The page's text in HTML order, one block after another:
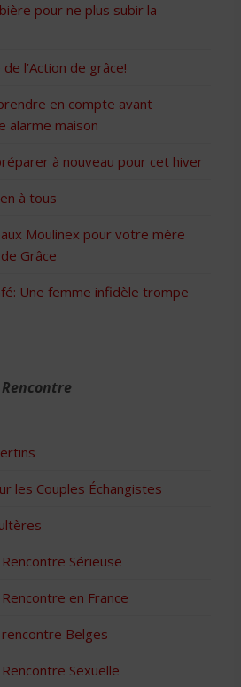
pour ne plus subir la
l’Action de grâce!
en compte avant
alarme maison
à nouveau pour cet hiver
à tous
Moulinex pour votre mère
Grâce
Une femme infidèle trompe
les Couples Échangistes
Sérieuse
en France
Belges
Sexuelle